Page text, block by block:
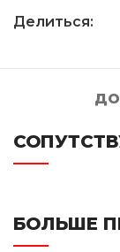
Делиться:
БОЛЬШЕ